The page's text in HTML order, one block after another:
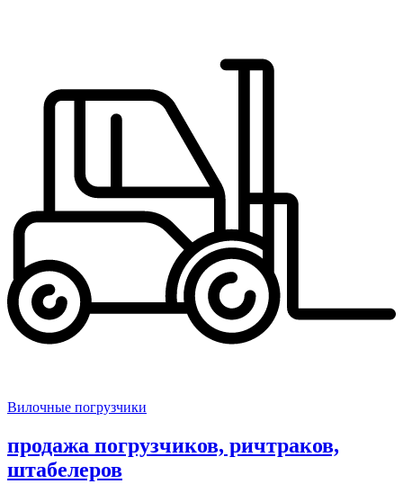
Вилочные погрузчики
продажа погрузчиков, ричтраков,
штабелеров